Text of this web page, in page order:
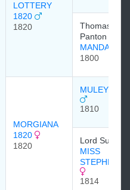
LOTTERY
1820
1820
Thomas
Panton
MANDANE
1800
MORGIANA
1820
1820
MULEY 1810
1810
Lord Suffield.
MISS
1814